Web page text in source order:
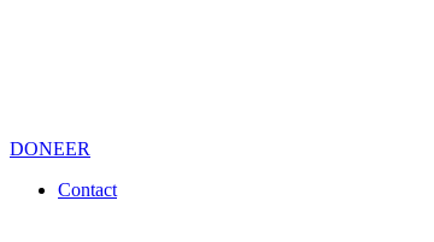
DONEER
Contact